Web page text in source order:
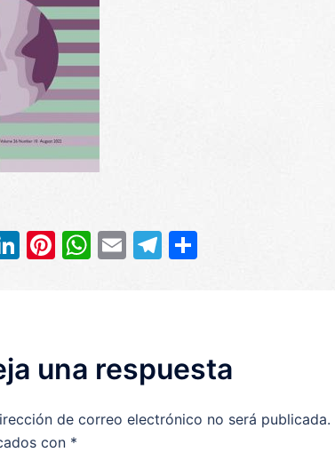
LinkedIn
Pinterest
WhatsApp
EmailTelegram
una respuesta
de correo electrónico no será publicada.
con *